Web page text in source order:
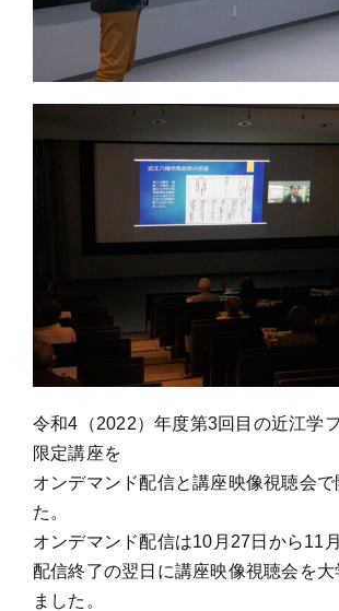
令和4（2022）年度第3回目の近江学
限定講座を
オンデマンド配信と講座映像視聴会で
た。
オンデマンド配信は10月27日から11
配信終了の翌日に講座映像視聴会を大
ました。